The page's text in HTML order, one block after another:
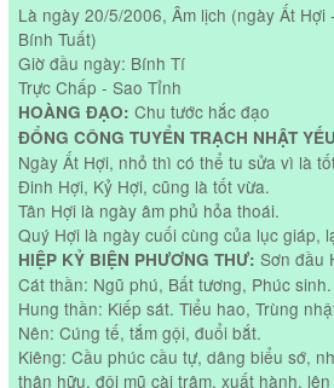
Là ngày 20/5/2006, Âm lịch (ngày Ất
Bính Tuất)
Giờ đầu ngày: Bính Tí
Trực Chấp - Sao Tỉnh
HOÀNG ĐẠO: Chu tước hắc đạo
ĐỔNG CÔNG TUYỂN TRẠCH NHẬT
Ngày Ất Hợi, nhỏ thì có thể tu sửa vì là
Đinh Hợi, Kỷ Hợi, cũng là tốt vừa.
Tân Hợi là ngày âm phủ hỏa thoái.
Quý Hợi là ngày cuối cùng của lục giáp,
HIỆP KỶ BIỆN PHƯƠNG THƯ: Sơn đầu
Cát thần: Ngũ phú, Bất tương, Phúc sinh.
Hung thần: Kiếp sát. Tiểu hao, Trùng
Nên: Cúng tế, tắm gội, đuổi bắt.
Kiêng: Cầu phúc cầu tự, dâng biểu sớ,
thân hữu, đội mũ cài trâm, xuất hành,